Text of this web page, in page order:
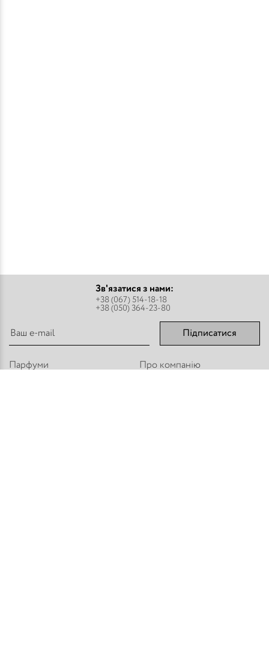
Зв'язатися з нами:
+38 (067) 514-18-18
+38 (050) 364-23-80
Підписатися
Парфуми
Про компанію